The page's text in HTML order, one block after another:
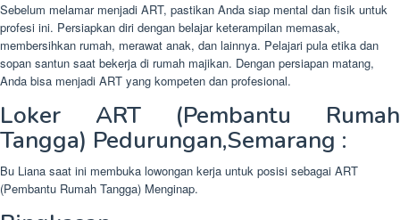
Sebelum melamar menjadi ART, pastikan Anda siap mental dan fisik untuk
profesi ini. Persiapkan diri dengan belajar keterampilan memasak,
membersihkan rumah, merawat anak, dan lainnya. Pelajari pula etika dan
sopan santun saat bekerja di rumah majikan. Dengan persiapan matang,
Anda bisa menjadi ART yang kompeten dan profesional.
Loker ART (Pembantu Rumah
Tangga) Pedurungan,Semarang :
Bu Liana saat ini membuka lowongan kerja untuk posisi sebagai ART
(Pembantu Rumah Tangga) Menginap.